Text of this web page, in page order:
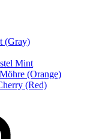
(Gray)
Mint
(Orange)
(Red)